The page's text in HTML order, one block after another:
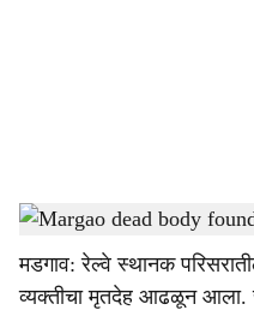
a
Deadbody-Dainik Gomantak
मडगाव: रेल्वे स्थानक
व्यक्तीचा मृतदेह आढळून आला.